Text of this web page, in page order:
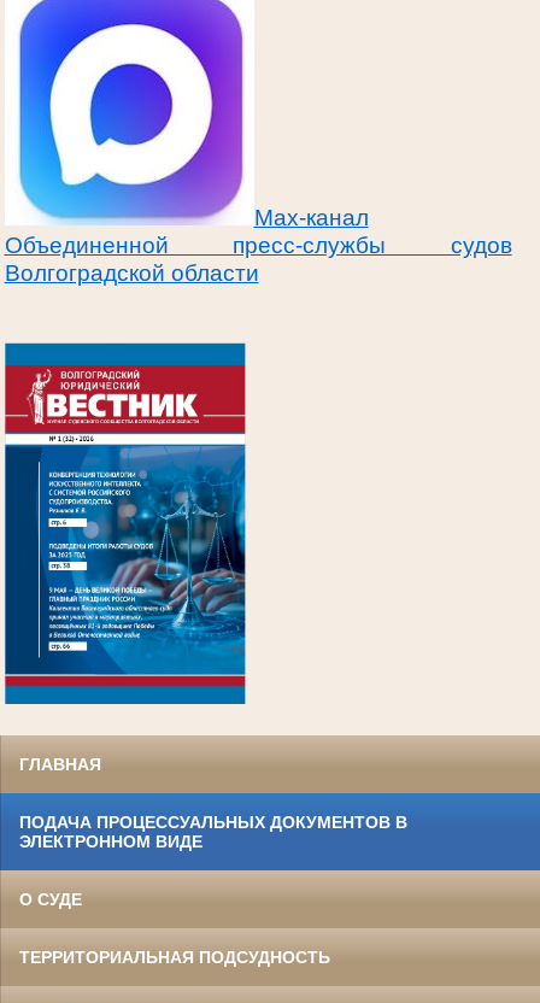
Max-канал
Объединенной пресс-службы судов
Волгоградской области
ГЛАВНАЯ
ПОДАЧА ПРОЦЕССУАЛЬНЫХ ДОКУМЕНТОВ В
ЭЛЕКТРОННОМ ВИДЕ
О СУДЕ
ТЕРРИТОРИАЛЬНАЯ ПОДСУДНОСТЬ